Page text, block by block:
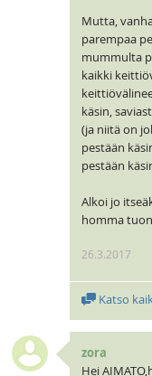
Mutta,
parempaa
mummulta
kaikki
käsin,
(ja niitä on
pestään
pestään
Alkoi jo
homma
26.3.2017
Katso
zora
Hei